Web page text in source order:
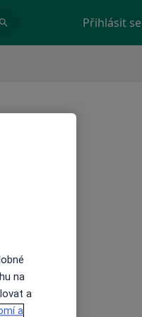
Přihlásit se
na
a
a